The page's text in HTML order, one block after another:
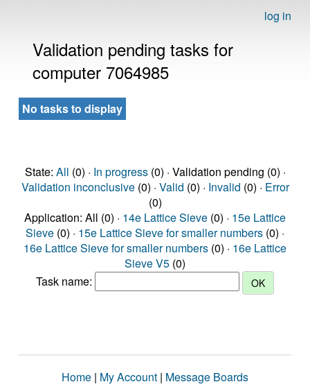
log in
Validation pending tasks for
computer 7064985
No tasks to display
State: All (0) · In progress(0) · Validation pending (0) ·
Validation inconclusive(0) · Valid (0) · Invalid (0) · Error
(0)
Application: All (0) · 14e Lattice Sieve (0) · 15e Lattice
Sieve (0) · 15e Lattice Sieve for smaller numbers (0) ·
16e Lattice Sieve for smaller numbers (0) · 16e Lattice
Sieve V5 (0)
Task name:
Home | My Account | Message Boards